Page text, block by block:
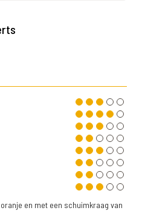
en met een schuimkraag van